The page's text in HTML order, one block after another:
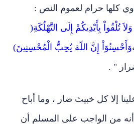
كلها حرام لعموم النص :
(تُلْقُواْ بِأَيْدِيكُمْ إِلَى التَّهْلُكَةِ
وَأَحْسِنُوَاْ إِنَّ اللّهَ يُحِبُّ الْمُحْسِنِينَ)
" .
إلا كل خبيث ضار ، وما أباح
أنه من الواجب على المسلم أن